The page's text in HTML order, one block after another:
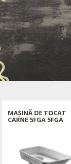
MAȘINĂ DE TOCAT
CARNE 5FGA 5FGA